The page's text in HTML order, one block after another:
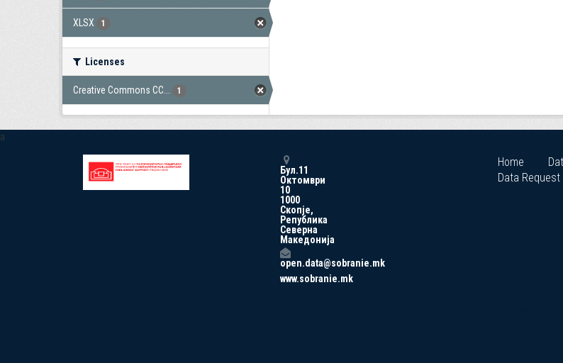
XLSX 1
Licenses
Creative Commons CC... 1
a
Бул.11
Октомври
10
1000
Скопје,
Република
Северна
Македонија
open.data@sobranie.mk
www.sobranie.mk
Home
Data Request